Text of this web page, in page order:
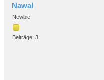
Nawal
Newbie
Beiträge: 3